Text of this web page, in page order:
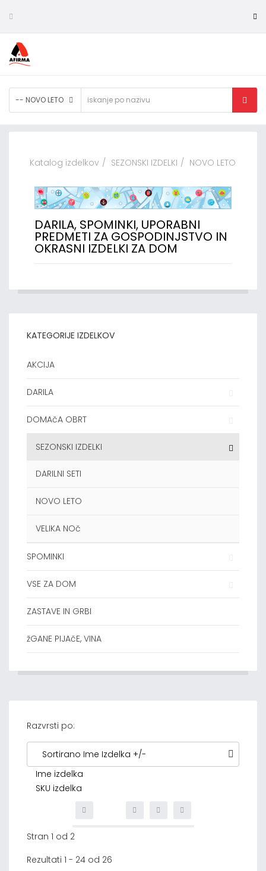
-- NOVO LETO
Katalog izdelkov SEZONSKI IZDELKI NOVO LETO
DARILA, SPOMINKI, UPORABNI
PREDMETI ZA GOSPODINJSTVO IN
OKRASNI IZDELKI ZA DOM
KATEGORIJE IZDELKOV
AKCIJA
DARILA
DOMAčA OBRT
SEZONSKI IZDELKI
DARILNI SETI
NOVO LETO
VELIKA NOč
SPOMINKI
VSE ZA DOM
ZASTAVE IN GRBI
žGANE PIJAčE, VINA
Razvrsti po:
Sortirano Ime Izdelka +/-
Ime izdelka
SKU izdelka
Stran 1 od 2
Rezultati 1 - 24 od 26